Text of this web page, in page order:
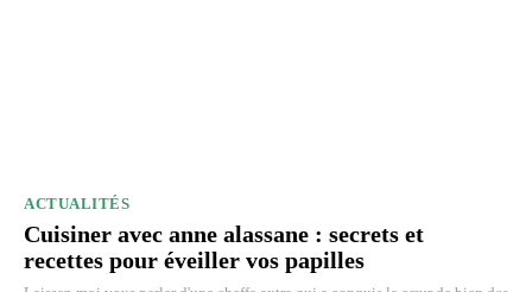
ACTUALITÉS
Cuisiner avec anne alassane : secrets et
recettes pour éveiller vos papilles